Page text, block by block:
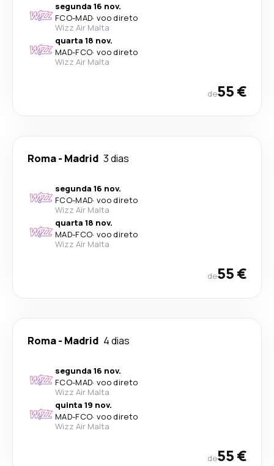
segunda 16 nov.
FCO-MAD· voo direto
Wizz Air Malta
quarta 18 nov.
MAD-FCO· voo direto
Wizz Air Malta
de55 €
Roma- Madrid 3 dias
segunda 16 nov.
FCO-MAD· voo direto
Wizz Air Malta
quarta 18 nov.
MAD-FCO· voo direto
Wizz Air Malta
de55 €
Roma- Madrid 4 dias
segunda 16 nov.
FCO-MAD· voo direto
Wizz Air Malta
quinta 19 nov.
MAD-FCO· voo direto
Wizz Air Malta
de55 €